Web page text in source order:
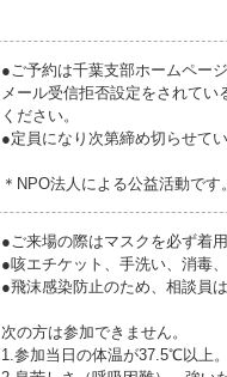
●ご予約は千葉支部ホームペー
メール受信拒否設定をされて
ください。
●定員になり次第締め切らせてい
＊NPO法人による公益活動で
●ご来場の際はマスクを必ず着
●咳エチケット、手洗い、消毒
●飛沫感染防止のため、相談員
次の方は参加できません。
1.参加当日の体温が37.5℃以上。